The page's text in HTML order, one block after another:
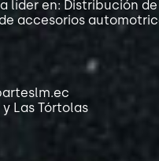
líder en: Distribución
accesorios
Las Tórtolas